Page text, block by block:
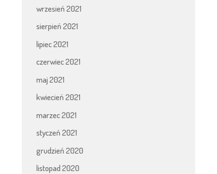
wrzesień 2021
sierpień 2021
lipiec 2021
czerwiec 2021
maj 2021
kwiecień 2021
marzec 2021
styczeń 2021
grudzień 2020
listopad 2020